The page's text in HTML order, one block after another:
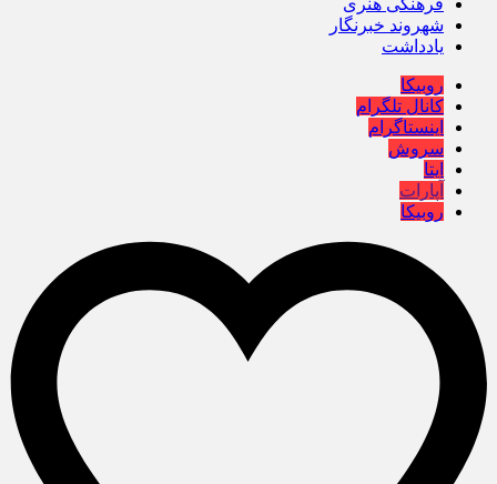
فرهنگی هنری
شهروند خبرنگار
یادداشت
روبیکا
کانال تلگرام
اینستاگرام
سروش
ایتا
آپارات
روبیکا